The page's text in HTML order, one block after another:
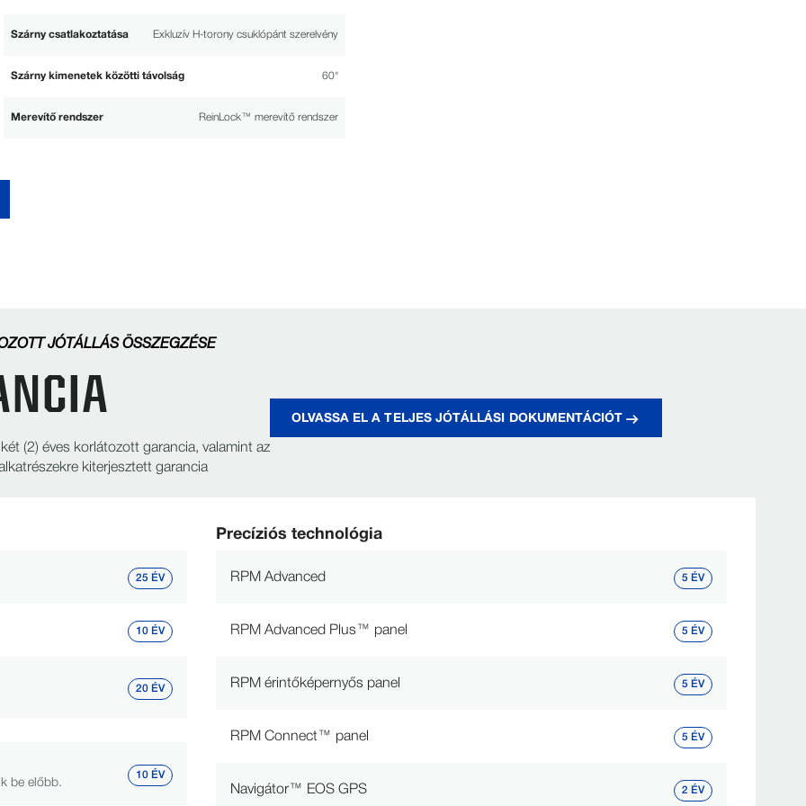
Szárny csatlakoztatása Exkluzív H-torony csuklópánt szerelvény
Szárny kimenetek közötti távolság 60"
Merevítő rendszer ReinLock™ merevítő rendszer
JÓTÁLLÁS ÖSSZEGZÉSE
(2) éves korlátozott garancia, valamint az
kiterjesztett garancia
OLVASSA EL A TELJES JÓTÁLLÁSI DOKUMENTÁCIÓT
25 ÉV
10 ÉV
20 ÉV
be előbb.
10 ÉV
Precíziós technológia
RPM Advanced 5 ÉV
RPM Advanced Plus™ panel 5 ÉV
RPM érintőképernyős panel 5 ÉV
RPM Connect™ panel 5 ÉV
Navigátor™ EOS GPS 2 ÉV